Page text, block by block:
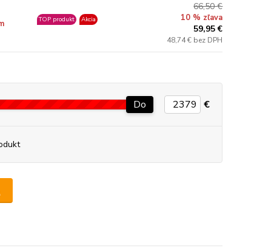
TOP produkt Akcia
66,50 €
10 % zľava
59,95 €
48,74 € bez DPH
Do €